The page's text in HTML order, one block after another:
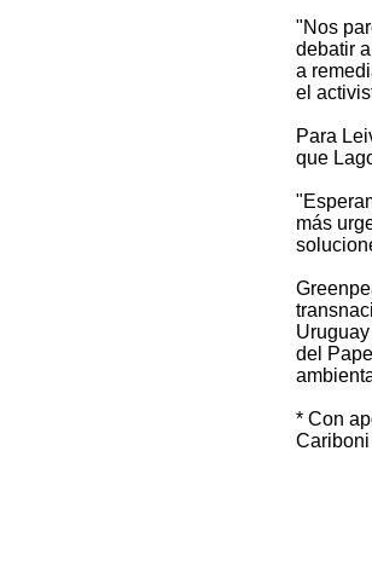
"Nos
debatir
a
el
Para
que
más
del
* Con